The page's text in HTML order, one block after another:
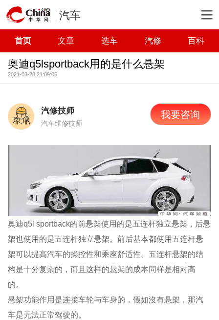
汽车
首页 文章 选车 汽修 百科
奥迪q5lsportback用的是什么悬架
2021-03-28 21:09:05
汽修技师
汽车维修技师
我要咨询
奥迪q5l sportback的前悬架使用的是五连杆独立悬架，后悬
架也使用的是五连杆独立悬架。前后基本都使用五连杆悬
架可以提高汽车的操控性和乘座舒适性。五连杆悬架的结
构是十分复杂的，而且这样的悬架的成本同样是相对高
的。
悬架功能作用是连接车轮与车身的，假如沒有悬架，那汽
车是无法正常驾驶的。